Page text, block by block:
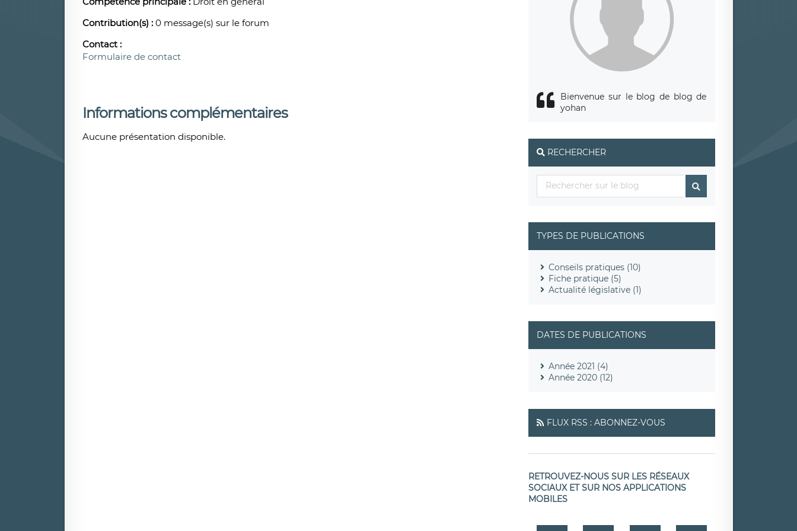
Contribution(s) : 0 message(s) sur le forum
Contact :
Formulaire de contact
Informations complémentaires
Aucune présentation disponible.
Bienvenue sur le blog de blog de
yohan
RECHERCHER
TYPES DE PUBLICATIONS
Conseils pratiques (10)
Fiche pratique (5)
Actualité législative (1)
DATES DE PUBLICATIONS
Année 2021 (4)
Année 2020 (12)
FLUX RSS : ABONNEZ-VOUS
RETROUVEZ-NOUS SUR LES RÉSEAUX
SOCIAUX ET SUR NOS APPLICATIONS
MOBILES